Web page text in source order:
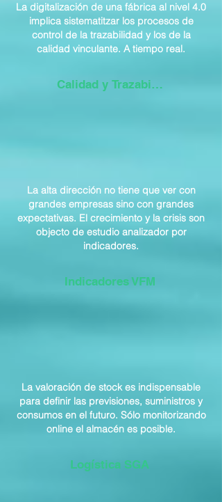
La digitalización de una fábrica al nivel 4.0
implica sistematitzar los procesos de
control de la trazabilidad y los de la
calidad vinculante. A tiempo real.
Calidad y Trazabilidad OF
La alta dirección no tiene que ver con
grandes empresas sino con grandes
expectativas. El crecimiento y la crisis son
objecto de estudio analizador por
indicadores.
Indicadores VFM
La valoración de stock es indispensable
para definir las previsiones, suministros y
consumos en el futuro. Sólo monitorizando
online el almacén es posible.
Logística SGA